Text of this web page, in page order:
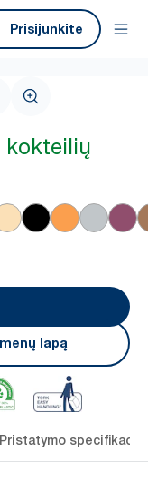
Prisijunkite
kokteilių
lapą